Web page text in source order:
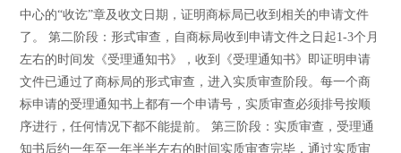
中心的“收讫”章及收文日期，证明商标局已收到相关的申请文件
了。 第二阶段：形式审查，自商标局收到申请文件之日起1-3个月
左右的时间发《受理通知书》，收到《受理通知书》即证明申请
文件已通过了商标局的形式审查，进入实质审查阶段。每一个商
标申请的受理通知书上都有一个申请号，实质审查必须排号按顺
序进行，任何情况下都不能提前。 第三阶段：实质审查，受理通
知书后约一年至一年半半左右的时间实质审查完毕，通过实质审